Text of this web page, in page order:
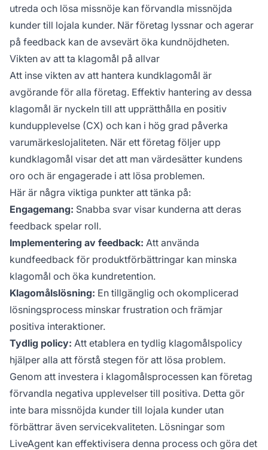
utreda och lösa missnöje kan förvandla missnöjda
kunder till lojala kunder. När företag lyssnar och agerar
på feedback kan de avsevärt öka kundnöjdheten.
Vikten av att ta klagomål på allvar
Att inse vikten av att hantera kundklagomål är
avgörande för alla företag. Effektiv hantering av dessa
klagomål är nyckeln till att upprätthålla en positiv
kundupplevelse (CX) och kan i hög grad påverka
varumärkeslojaliteten. När ett företag följer upp
kundklagomål visar det att man värdesätter kundens
oro och är engagerade i att lösa problemen.
Här är några viktiga punkter att tänka på:
Engagemang: Snabba svar visar kunderna att deras
feedback spelar roll.
Implementering av feedback: Att använda
kundfeedback för produktförbättringar kan minska
klagomål och öka kundretention.
Klagomålslösning: En tillgänglig och okomplicerad
lösningsprocess minskar frustration och främjar
positiva interaktioner.
Tydlig policy: Att etablera en tydlig klagomålspolicy
hjälper alla att förstå stegen för att lösa problem.
Genom att investera i klagomålsprocessen kan företag
förvandla negativa upplevelser till positiva. Detta gör
inte bara missnöjda kunder till lojala kunder utan
förbättrar även servicekvaliteten. Lösningar som
LiveAgent kan effektivisera denna process och göra det